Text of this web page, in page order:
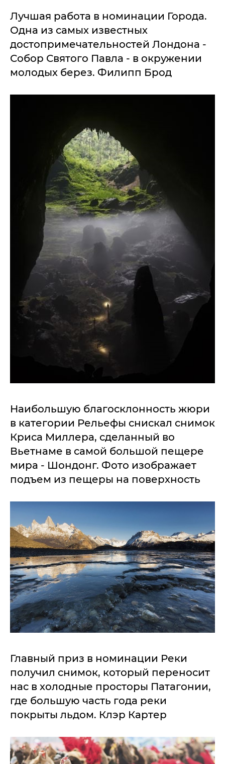
Лучшая работа в номинации Города.
Одна из самых известных
достопримечательностей Лондона -
Собор Святого Павла - в окружении
молодых берез. Филипп Брод
Наибольшую благосклонность жюри
в категории Рельефы снискал снимок
Криса Миллера, сделанный во
Вьетнаме в самой большой пещере
мира - Шондонг. Фото изображает
подъем из пещеры на поверхность
Главный приз в номинации Реки
получил снимок, который переносит
нас в холодные просторы Патагонии,
где большую часть года реки
покрыты льдом. Клэр Картер